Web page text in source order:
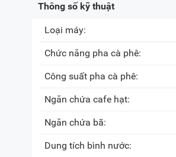
Thông số kỹ thuật
Loại máy:
Chức năng pha cà phê:
Công suất pha cà phê:
Ngăn chứa cafe hạt:
Ngăn chứa bã:
Dung tích bình nước: